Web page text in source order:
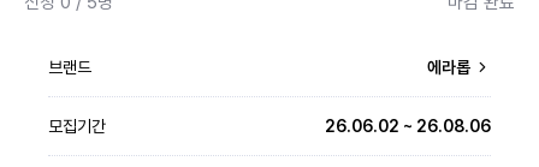
브랜드 에라롭
모집기간 26.06.02 ~ 26.08.06